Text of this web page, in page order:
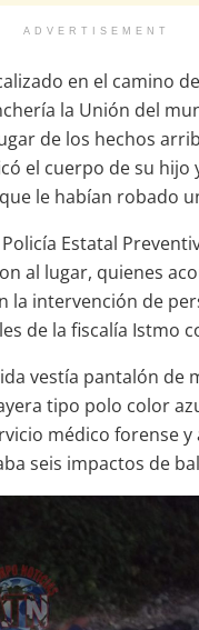
ADVERTISEMENT
en el camino
la Unión del
de los hechos
el cuerpo de su hijo
le habían robado
Estatal
al lugar, quienes
la intervención de
de la fiscalía Istmo
vestía pantalón de
tipo polo color
médico forense y
seis impactos de